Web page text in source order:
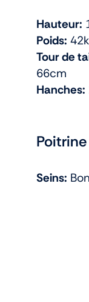
Hauteur:
Poids:
Tour de
66cm
Hanches:
Poitrine
Seins: